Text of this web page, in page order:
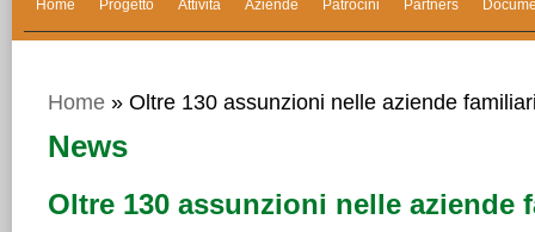
Home Progetto Attività Aziende Patrocini Partners
Home » Oltre 130 assunzioni nelle aziende
News
Oltre 130 assunzioni nelle aziende